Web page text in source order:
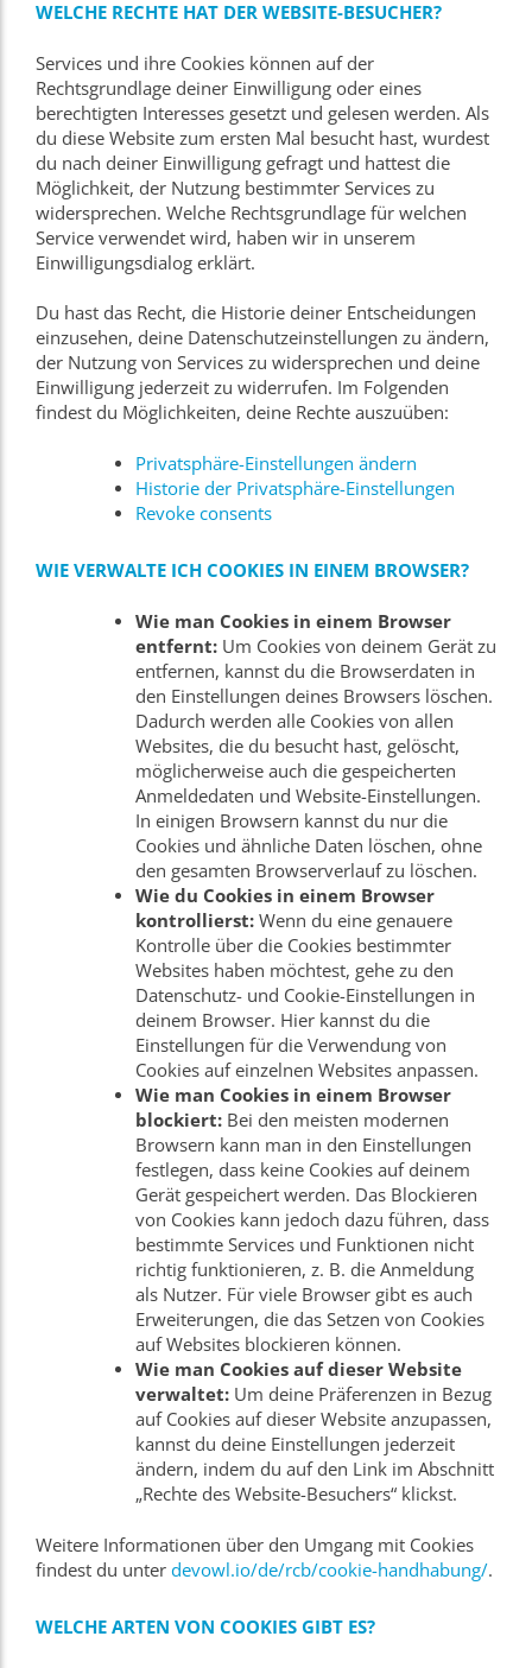
WELCHE RECHTE HAT DER WEBSITE-BESUCHER?
Services und ihre Cookies können auf der
Rechtsgrundlage deiner Einwilligung oder eines
berechtigten Interesses gesetzt und gelesen werden. Als
du diese Website zum ersten Mal besucht hast, wurdest
du nach deiner Einwilligung gefragt und hattest die
Möglichkeit, der Nutzung bestimmter Services zu
widersprechen. Welche Rechtsgrundlage für welchen
Service verwendet wird, haben wir in unserem
Einwilligungsdialog erklärt.
Du hast das Recht, die Historie deiner Entscheidungen
einzusehen, deine Datenschutzeinstellungen zu ändern,
der Nutzung von Services zu widersprechen und deine
Einwilligung jederzeit zu widerrufen. Im Folgenden
findest du Möglichkeiten, deine Rechte auszuüben:
Privatsphäre-Einstellungen ändern
Historie der Privatsphäre-Einstellungen
Revoke consents
WIE VERWALTE ICH COOKIES IN EINEM BROWSER?
Wie man Cookies in einem Browser
entfernt:Um Cookies von deinem Gerät zu
entfernen, kannst du die Browserdaten in
den Einstellungen deines Browsers löschen.
Dadurch werden alle Cookies von allen
Websites, die du besucht hast, gelöscht,
möglicherweise auch die gespeicherten
Anmeldedaten und Website-Einstellungen.
In einigen Browsern kannst du nur die
Cookies und ähnliche Daten löschen, ohne
den gesamten Browserverlauf zu löschen.
Wie du Cookies in einem Browser
kontrollierst:Wenn du eine genauere
Kontrolle über die Cookies bestimmter
Websites haben möchtest, gehe zu den
Datenschutz- und Cookie-Einstellungen in
deinem Browser. Hier kannst du die
Einstellungen für die Verwendung von
Cookies auf einzelnen Websites anpassen.
Wie man Cookies in einem Browser
blockiert:Bei den meisten modernen
Browsern kann man in den Einstellungen
festlegen, dass keine Cookies auf deinem
Gerät gespeichert werden. Das Blockieren
von Cookies kann jedoch dazu führen, dass
bestimmte Services und Funktionen nicht
richtig funktionieren, z. B. die Anmeldung
als Nutzer. Für viele Browser gibt es auch
Erweiterungen, die das Setzen von Cookies
auf Websites blockieren können.
Wie man Cookies auf dieser Website
verwaltet:Um deine Präferenzen in Bezug
auf Cookies auf dieser Website anzupassen,
kannst du deine Einstellungen jederzeit
ändern, indem du auf den Link im Abschnitt
„Rechte des Website-Besuchers“ klickst.
Weitere Informationen über den Umgang mit Cookies
findest du unter devowl.io/de/rcb/cookie-handhabung/.
WELCHE ARTEN VON COOKIES GIBT ES?